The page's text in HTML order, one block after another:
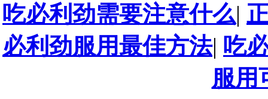
吃必利劲需要注意什么|
必利劲服用最佳方法| 吃
服用